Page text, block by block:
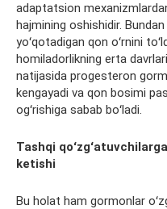
adaptatsion
hajmining oshishidir.
yoʻqotadigan qon oʻrnini
homiladorlikning erta
natijasida progesteron
kengayadi va qon bosimi
ogʻrishiga sabab boʻladi.
Tashqi qoʻzgʻatuvchilarga
ketishi
Bu holat ham gormonlar